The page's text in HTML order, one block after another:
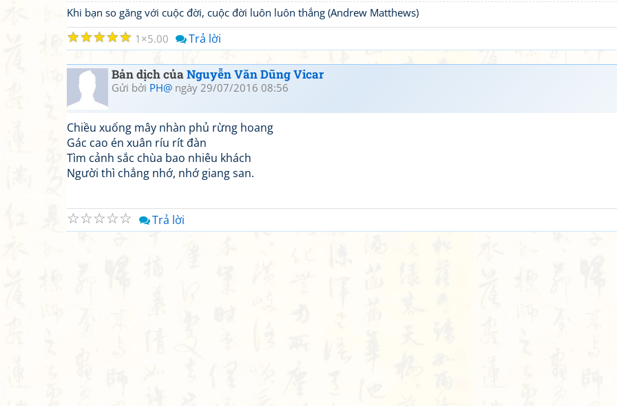
Khi bạn so găng với cuộc đời, cuộc đời luôn luôn thắng (Andrew Matthews)
☆
☆
☆
☆
☆ 1 5.00 Trả lời
Bản dịch củaNguyễn Văn Dũng Vicar
Gửi bởi PH@ ngày 29/07/2016 08:56
Chiều xuống mây nhàn phủ rừng hoang
Gác cao én xuân ríu rít đàn
Tìm cảnh sắc chùa bao nhiêu khách
Người thì chẳng nhớ, nhớ giang san.
☆
☆
☆
☆
☆ Trả lời